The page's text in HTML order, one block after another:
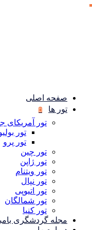
صفحه اصلی
تور ها
تور آمریکای
تور
تور پرو
تور چین
تور ژاپن
تور ویتنام
تور نپال
تور اتیوپی
تور شمالگان
تور کنیا
مجله گردشگری